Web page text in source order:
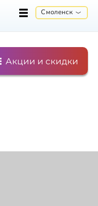
Смоленск
Акции и скидки